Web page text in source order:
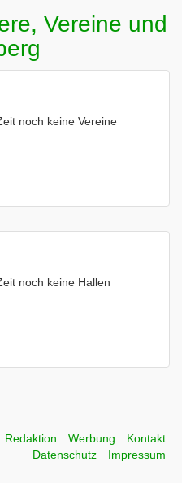
Vereine und
noch keine Vereine
noch keine Hallen
Redaktion Werbung
Kontakt
Datenschutz
Impressum